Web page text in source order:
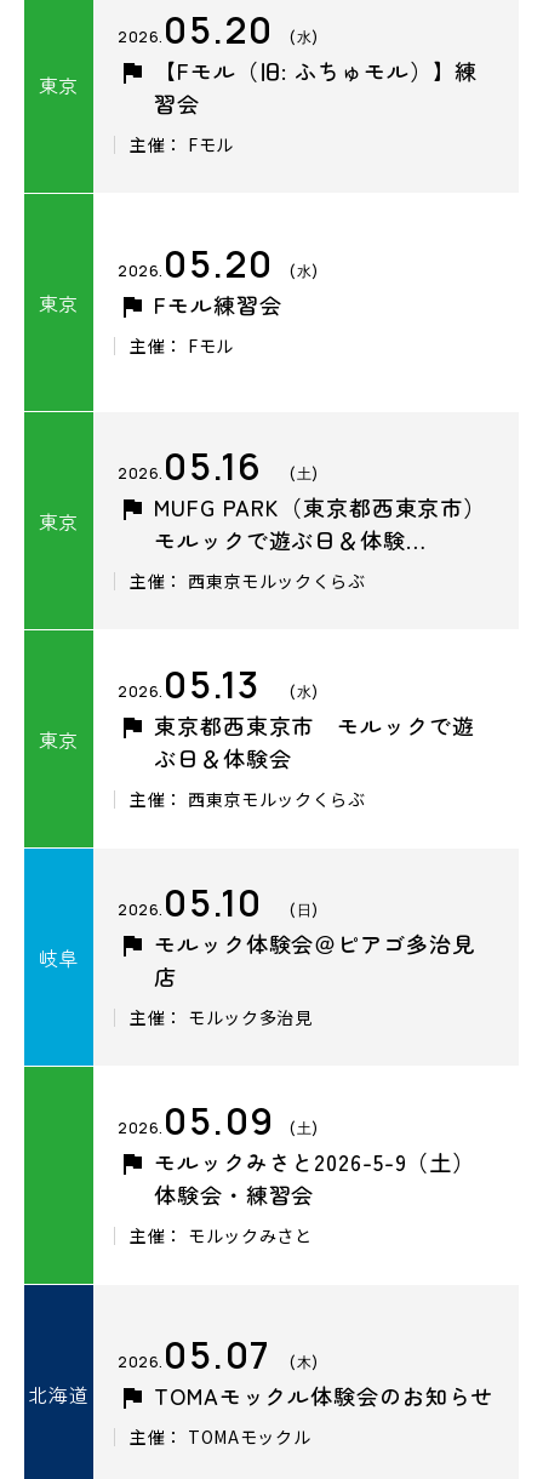
東京
2026. 05.20 (水)
【Fモル（旧: ふちゅモル）】練
習会
主催： Fモル
東京
2026. 05.20 (水)
Fモル練習会
主催： Fモル
東京
2026. 05.16 (土)
MUFG PARK（東京都西東京市）
モルックで遊ぶ日＆体験…
主催： ⻄東京モルックくらぶ
東京
2026. 05.13 (水)
東京都西東京市 モルックで遊
ぶ日＆体験会
主催： ⻄東京モルックくらぶ
岐阜
2026. 05.10 (日)
モルック体験会＠ピアゴ多治見
店
主催： モルック多治見
2026. 05.09 (土)
モルックみさと2026-5-9（土）
体験会・練習会
主催： モルックみさと
北海道
2026. 05.07 (木)
TOMAモックル体験会のお知らせ
主催： TOMAモックル